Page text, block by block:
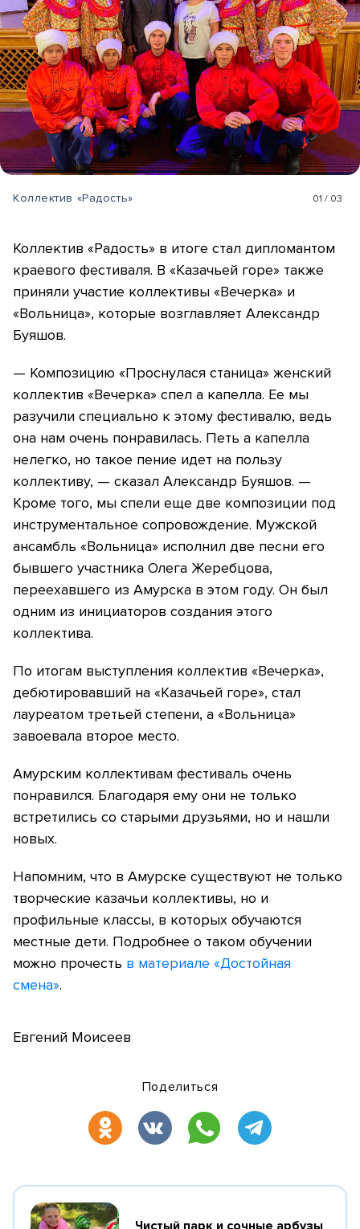
Коллектив «Радость» 01 / 03
Коллектив «Радость» в итоге стал дипломантом
краевого фестиваля. В «Казачьей горе» также
приняли участие коллективы «Вечерка» и
«Вольница», которые возглавляет Александр
Буяшов.
— Композицию «Проснулася станица» женский
коллектив «Вечерка» спел а капелла. Ее мы
разучили специально к этому фестивалю, ведь
она нам очень понравилась. Петь а капелла
нелегко, но такое пение идет на пользу
коллективу, — сказал Александр Буяшов. —
Кроме того, мы спели еще две композиции под
инструментальное сопровождение. Мужской
ансамбль «Вольница» исполнил две песни его
бывшего участника Олега Жеребцова,
переехавшего из Амурска в этом году. Он был
одним из инициаторов создания этого
коллектива.
По итогам выступления коллектив «Вечерка»,
дебютировавший на «Казачьей горе», стал
лауреатом третьей степени, а «Вольница»
завоевала второе место.
Амурским коллективам фестиваль очень
понравился. Благодаря ему они не только
встретились со старыми друзьями, но и нашли
новых.
Напомним, что в Амурске существуют не только
творческие казачьи коллективы, но и
профильные классы, в которых обучаются
местные дети. Подробнее о таком обучении
можно прочесть в материале «Достойная
смена».
Евгений Моисеев
Поделиться
Чистый парк и сочные арбузы